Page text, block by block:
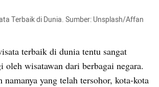
Terbaik di Dunia. Sumber: Unsplash/Affan
terbaik di dunia tentu sangat
wisatawan dari berbagai negara.
namanya yang telah tersohor, kota-kota